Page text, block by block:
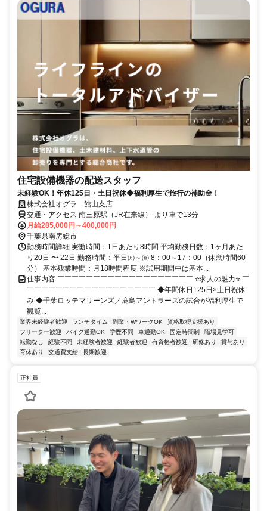
住宅設備機器の配送スタッフ
未経験OK！年休125日・土日祝休◆福利厚生で旅行の補助金！
株式会社オグラ 館山支店
交通・アクセス 南三原駅（JR在来線）-より車で13分
月給285,000円～400,000円
千葉県南房総市
勤務時間詳細 実働時間：1日あたり8時間 平均勤務日数：1ヶ月あた
り20日 〜 22日 勤務時間：平日㈪～㈮ 8：00～17：00（休憩時間60
分） 基本残業時間：月18時間程度 ※試用期間中は基本...
仕事内容 ￣￣￣￣￣￣￣￣￣￣￣￣￣￣￣￣￣￣￣ ⭐求人の魅力⭐ ￣
￣￣￣￣￣￣￣￣￣￣￣￣￣￣￣￣￣￣ ◆年間休日125日×土日祝休
み ◆千葉ロッテマリーンズ／鹿島アントラーズの試合が福利厚生で
観覧...
業界未経験者歓迎 ランチタイム 副業・WワークOK
資格取得支援あり
フリーター歓迎
バイク通勤OK 学歴不問 車通勤OK 固定時間制
職場見学可
転勤なし
経験不問 未経験者歓迎 経験者歓迎 有資格者歓迎 研修あり
賞与あり
育休あり
交通費支給 長期歓迎
正社員